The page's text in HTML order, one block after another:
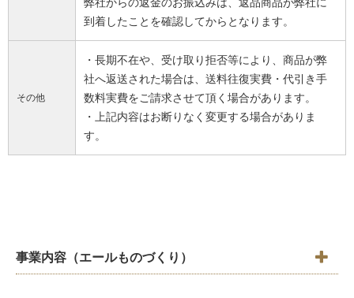
到着したことを確認してからとなります。
その他
・長期不在や、受け取り拒否等により、商品が弊
社へ返送された場合は、送料往復実費・代引き手
数料実費をご請求させて頂く場合があります。
・上記内容はお断りなく変更する場合がありま
す。
事業内容（エールものづくり）